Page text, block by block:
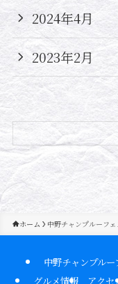
2024年4月
2023年2月
ホーム 中野チャンプルーフ
中野チャンプル
グルメ情報
アクセ